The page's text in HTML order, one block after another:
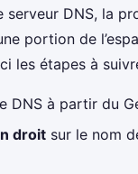
serveur DNS, la
portion de
les étapes à
DNS à partir du
droit sur le nom